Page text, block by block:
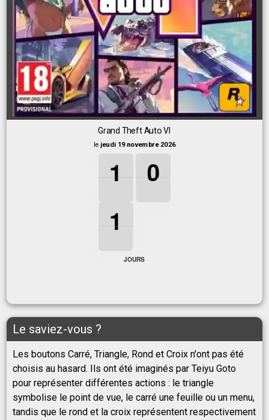
Grand Theft Auto VI
le jeudi 19 novembre 2026
1
1
1
1 0
0
0
0
1
1
1
1
JOURS
Le saviez-vous ?
Les boutons Carré, Triangle, Rond et Croix n'ont pas été
choisis au hasard. Ils ont été imaginés par Teiyu Goto
pour représenter différentes actions : le triangle
symbolise le point de vue, le carré une feuille ou un menu,
tandis que le rond et la croix représentent respectivement